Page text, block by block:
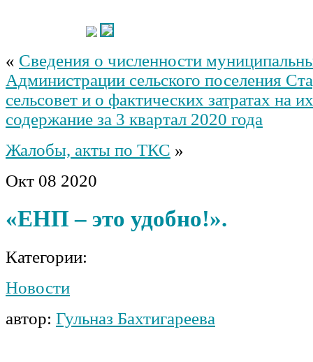
« Сведения о численности
Администрации сельского поселения
сельсовет и о фактических затратах на
содержание за 3 квартал 2020 года
Жалобы, акты по ТКС »
Окт 08 2020
«ЕНП – это удобно!».
Категории:
Новости
автор: Гульназ Бахтигареева